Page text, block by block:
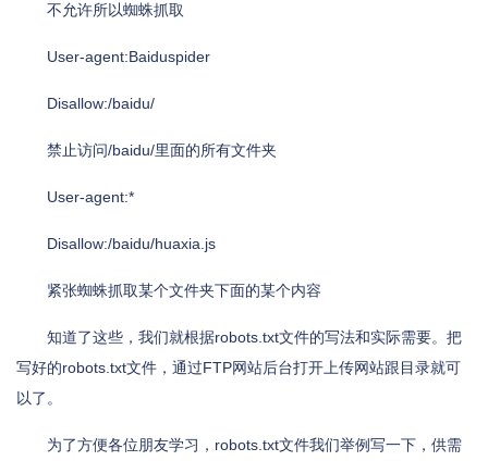
不允许所以蜘蛛抓取
User-agent:Baiduspider
Disallow:/baidu/
禁止访问/baidu/里面的所有文件夹
User-agent:*
Disallow:/baidu/huaxia.js
紧张蜘蛛抓取某个文件夹下面的某个内容
知道了这些，我们就根据robots.txt文件的写法和实际需要。把
写好的robots.txt文件，通过FTP网站后台打开上传网站跟目录就可
以了。
为了方便各位朋友学习，robots.txt文件我们举例写一下，供需